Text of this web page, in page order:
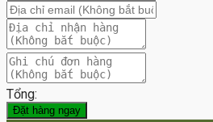
Tổng:
Đặt hàng ngay